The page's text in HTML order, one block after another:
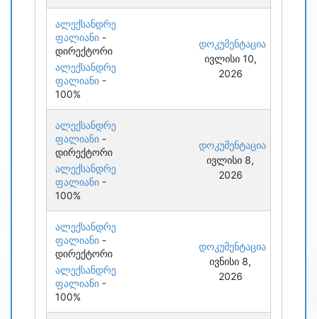
ალექსანდრე
ფალიანი -
დირექტორი
ალექსანდრე
ფალიანი -
100%
დოკუმენტაცია
ივლისი 10,
2026
ალექსანდრე
ფალიანი -
დირექტორი
ალექსანდრე
ფალიანი -
100%
დოკუმენტაცია
ივლისი 8,
2026
ალექსანდრე
ფალიანი -
დირექტორი
ალექსანდრე
ფალიანი -
100%
დოკუმენტაცია
ივნისი 8,
2026